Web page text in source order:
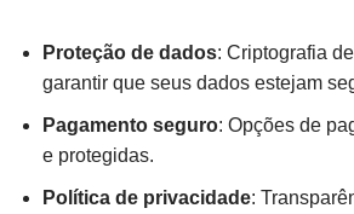
Proteção de dados: Criptografia
garantir que seus dados estejam
Pagamento seguro: Opções de
e protegidas.
Política de privacidade: